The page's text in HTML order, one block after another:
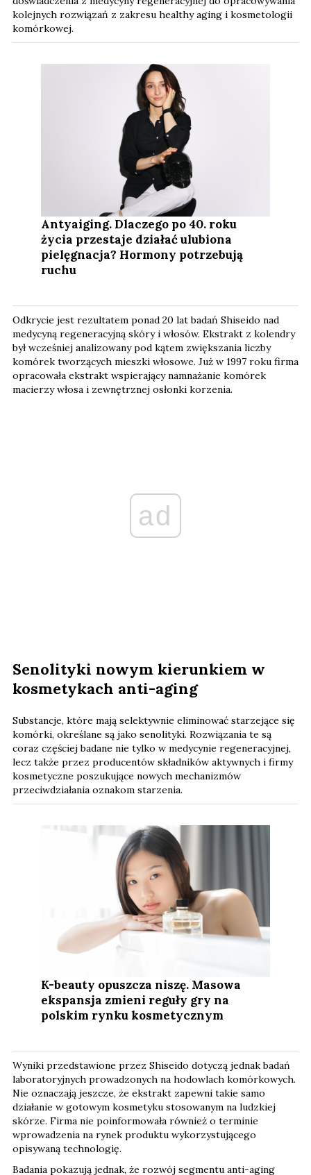
kolejnych rozwiązań z zakresu healthy aging i kosmetologii
komórkowej.
Antyaiging. Dlaczego po 40. roku
życia przestaje działać ulubiona
pielęgnacja? Hormony potrzebują
ruchu
Odkrycie jest rezultatem ponad 20 lat badań Shiseido nad
medycyną regeneracyjną skóry i włosów. Ekstrakt z kolendry
był wcześniej analizowany pod kątem zwiększania liczby
komórek tworzących mieszki włosowe. Już w 1997 roku firma
opracowała ekstrakt wspierający namnażanie komórek
macierzy włosa i zewnętrznej osłonki korzenia.
ad
Senolityki nowym kierunkiem w
kosmetykach anti-aging
Substancje, które mają selektywnie eliminować starzejące się
komórki, określane są jako senolityki. Rozwiązania te są
coraz częściej badane nie tylko w medycynie regeneracyjnej,
lecz także przez producentów składników aktywnych i firmy
kosmetyczne poszukujące nowych mechanizmów
przeciwdziałania oznakom starzenia.
K-beauty opuszcza niszę. Masowa
ekspansja zmieni reguły gry na
polskim rynku kosmetycznym
Wyniki przedstawione przez Shiseido dotyczą jednak badań
laboratoryjnych prowadzonych na hodowlach komórkowych.
Nie oznaczają jeszcze, że ekstrakt zapewni takie samo
działanie w gotowym kosmetyku stosowanym na ludzkiej
skórze. Firma nie poinformowała również o terminie
wprowadzenia na rynek produktu wykorzystującego
opisywaną technologię.
Badania pokazują jednak, że rozwój segmentu anti-aging